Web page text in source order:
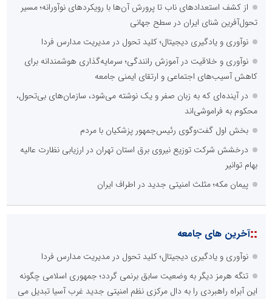
از کشف استعدادهای ناب تا پرورش آن‌ها با رویکردهای نوآورانه؛ مسیر
تحول‌آفرین شنای ایران در سطح جهانی
نوآوری و یادگیری دیجیتال؛ کلید تحول در مدیریت مدارس فردا
نوآوری و خلاقیت در آموزش رانندگی؛ سرمایه‌گذاری هوشمندانه برای
کاهش آسیب‌های اجتماعی و ارتقای ایمنی جامعه
در آینده‌ای که به زبان صفر و یک نوشته می‌شود، سازمان‌های بی‌تحول،
محکوم به فراموشی‌اند
بخش اول گفت‌وگوی رئیس‌جمهور پزشکیان با مردم
درخشش شرکت توزیع نیروی برق استان تهران در ارزیابی نظارت عالیه
بهام توانیر
پیمان مکه؛ مثلث امنیتی جدید در اطراف ایران
::آخرین های جامعه
نوآوری و یادگیری دیجیتال؛ کلید تحول در مدیریت مدارس فردا
تنگه هرمز دیگر به وضعیت سابق برنمی گردد؛ جمهوری اسلامی چگونه
این آبراه راهبردی را به دال مرکزی نظم امنیتی جدید غرب آسیا تبدیل می